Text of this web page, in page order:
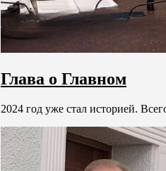
Глава о Главном
2024 год уже стал историей.